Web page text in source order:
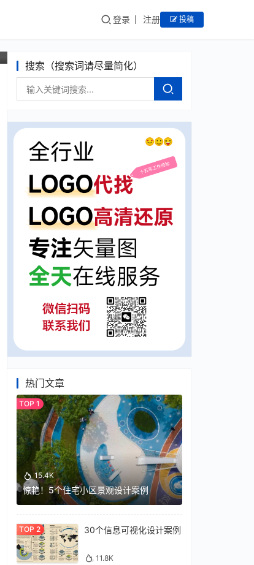
登录 注册 投稿
搜索（搜索词请尽量简化）
热门文章
15.4K
惊艳！5个住宅小区景观设计案例
30个信息可视化设计案例
11.8K